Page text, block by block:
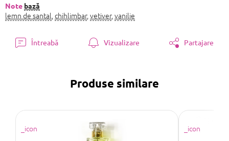
Note bază
lemn de santal chihlimbar, vetiver, vanilie
Întreabă Vizualizare Partajare
Produse similare